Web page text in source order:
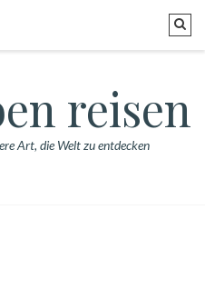
reisen
Art, die Welt zu entdecken